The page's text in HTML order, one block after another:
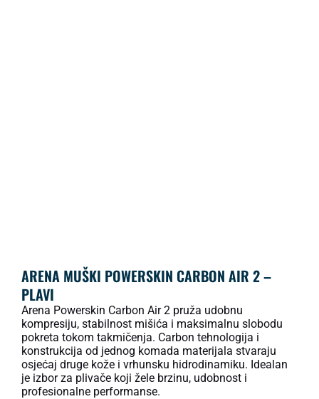
ARENA MUŠKI POWERSKIN CARBON AIR 2 –
PLAVI
Arena Powerskin Carbon Air 2 pruža udobnu
kompresiju, stabilnost mišića i maksimalnu slobodu
pokreta tokom takmičenja. Carbon tehnologija i
konstrukcija od jednog komada materijala stvaraju
osjećaj druge kože i vrhunsku hidrodinamiku. Idealan
je izbor za plivače koji žele brzinu, udobnost i
profesionalne performanse.